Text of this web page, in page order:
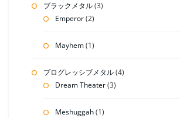
ブラックメタル(3)
Emperor(2)
Mayhem(1)
プログレッシブメタル(4)
Dream Theater(3)
Meshuggah(1)